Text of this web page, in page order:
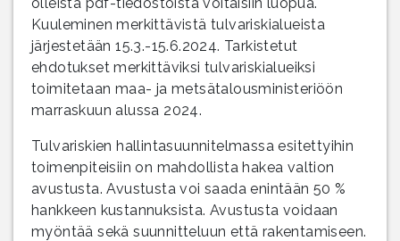
Kuuleminen merkittävistä tulvariskialueista
järjestetään 15.3.-15.6.2024. Tarkistetut
ehdotukset merkittäviksi tulvariskialueiksi
toimitetaan maa- ja metsätalousministeriöön
marraskuun alussa 2024.
Tulvariskien hallintasuunnitelmassa esitettyihin
toimenpiteisiin on mahdollista hakea valtion
avustusta. Avustusta voi saada enintään 50 %
hankkeen kustannuksista. Avustusta voidaan
myöntää sekä suunnitteluun että rakentamiseen.